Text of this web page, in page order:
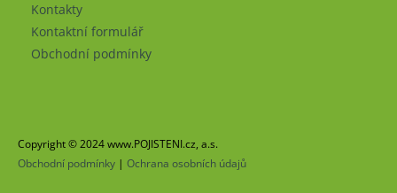
Kontakty
Kontaktní formulář
Obchodní podmínky
Copyright © 2024 www.POJISTENI.cz, a.s.
Obchodní podmínky | Ochrana osobních údajů